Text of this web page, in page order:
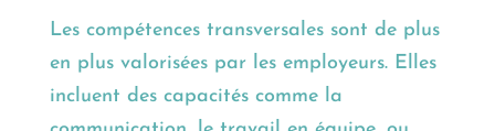
Les compétences transversales sont de plus
en plus valorisées par les employeurs. Elles
incluent des capacités comme la